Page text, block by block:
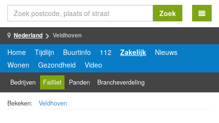
Zoek
Nederland Veldhoven
Home Tijdlijn Buurtinfo 112 Zakelijk
Nieuws
Wonen
Gezondheid Video
Bedrijven Failliet Panden Brancheverdeling
Bekeken: Veldhoven